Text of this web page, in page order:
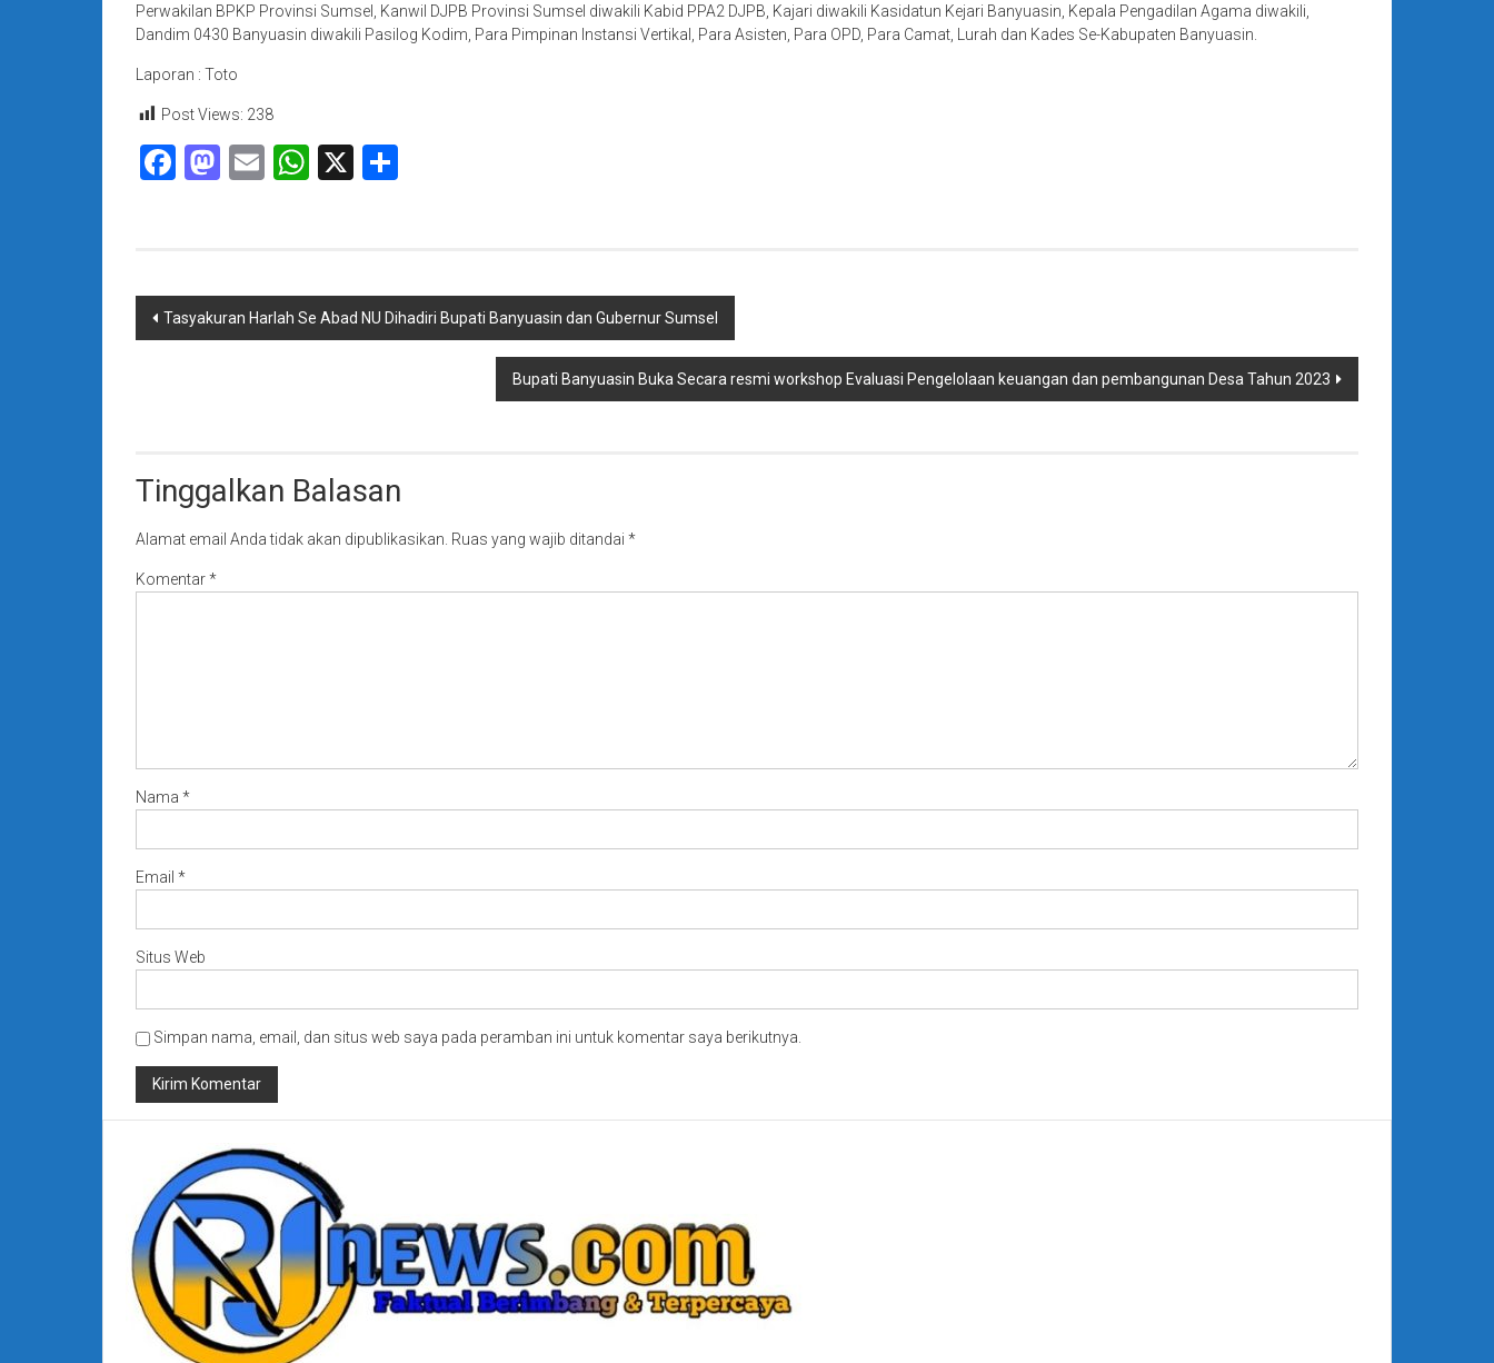
Perwakilan BPKP Provinsi Sumsel, Kanwil DJPB Provinsi Sumsel diwakili Kabid PPA2 DJPB, Kajari diwakili Kasidatun Kejari Banyuasin, Kepala Pengadilan Agama diwakili,
Dandim 0430 Banyuasin diwakili Pasilog Kodim, Para Pimpinan Instansi Vertikal, Para Asisten, Para OPD, Para Camat, Lurah dan Kades Se-Kabupaten Banyuasin.
Laporan : Toto
Post Views: 238
Facebook
Mastodon
EmailWhatsApp
X
Navigasi
Tasyakuran Harlah Se Abad NU Dihadiri Bupati Banyuasin dan Gubernur Sumsel
Bupati Banyuasin Buka Secara resmi workshop Evaluasi Pengelolaan keuangan dan pembangunan Desa Tahun 2023
Tinggalkan Balasan
Alamat email Anda tidak akan dipublikasikan. Ruas yang wajib ditandai *
Komentar*
Nama *
Email *
Situs Web
Simpan nama, email, dan situs web saya pada peramban ini untuk komentar saya berikutnya.